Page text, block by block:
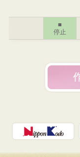
■
停止